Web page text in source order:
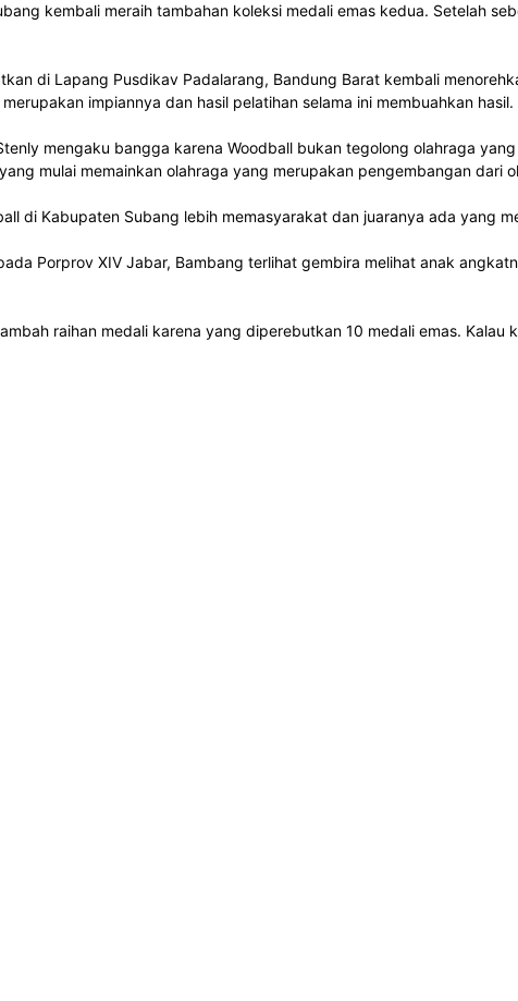
kembali meraih tambahan koleksi medali emas kedua. Setelah
di Lapang Pusdikav Padalarang, Bandung Barat kembali
impiannya dan hasil pelatihan selama ini membuahkan hasil.
mengaku bangga karena Woodball bukan tegolong olahraga
mulai memainkan olahraga yang merupakan pengembangan dari
di Kabupaten Subang lebih memasyarakat dan juaranya ada yang
Porprov XIV Jabar, Bambang terlihat gembira melihat anak
raihan medali karena yang diperebutkan 10 medali emas.